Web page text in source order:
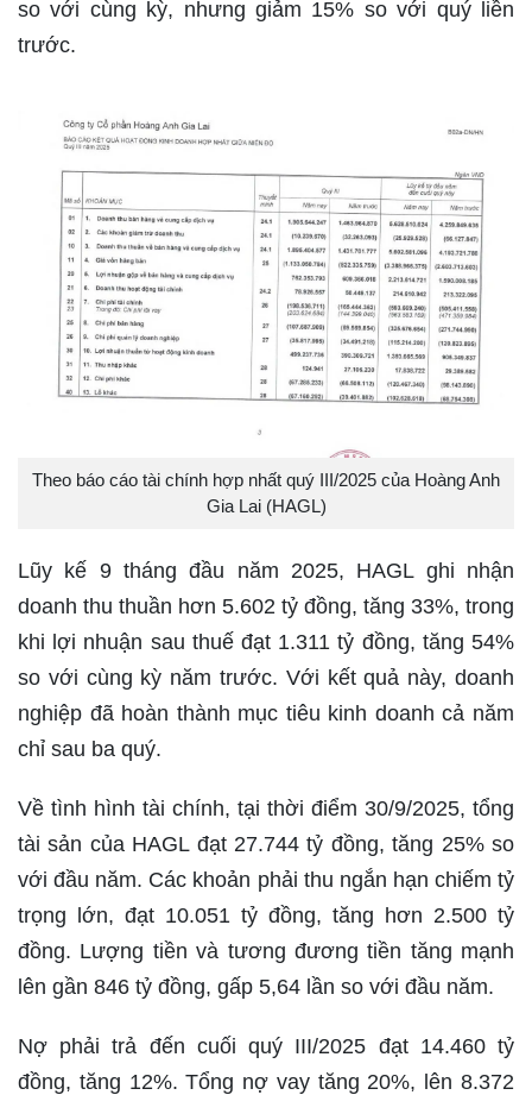
so với cùng kỳ, nhưng giảm 15% so với quý liền
trước.
Theo báo cáo tài chính hợp nhất quý III/2025 của Hoàng Anh
Gia Lai (HAGL)
Lũy kế 9 tháng đầu năm 2025, HAGL ghi nhận
doanh thu thuần hơn 5.602 tỷ đồng, tăng 33%, trong
khi lợi nhuận sau thuế đạt 1.311 tỷ đồng, tăng 54%
so với cùng kỳ năm trước. Với kết quả này, doanh
nghiệp đã hoàn thành mục tiêu kinh doanh cả năm
chỉ sau ba quý.
Về tình hình tài chính, tại thời điểm 30/9/2025, tổng
tài sản của HAGL đạt 27.744 tỷ đồng, tăng 25% so
với đầu năm. Các khoản phải thu ngắn hạn chiếm tỷ
trọng lớn, đạt 10.051 tỷ đồng, tăng hơn 2.500 tỷ
đồng. Lượng tiền và tương đương tiền tăng mạnh
lên gần 846 tỷ đồng, gấp 5,64 lần so với đầu năm.
Nợ phải trả đến cuối quý III/2025 đạt 14.460 tỷ
đồng, tăng 12%. Tổng nợ vay tăng 20%, lên 8.372